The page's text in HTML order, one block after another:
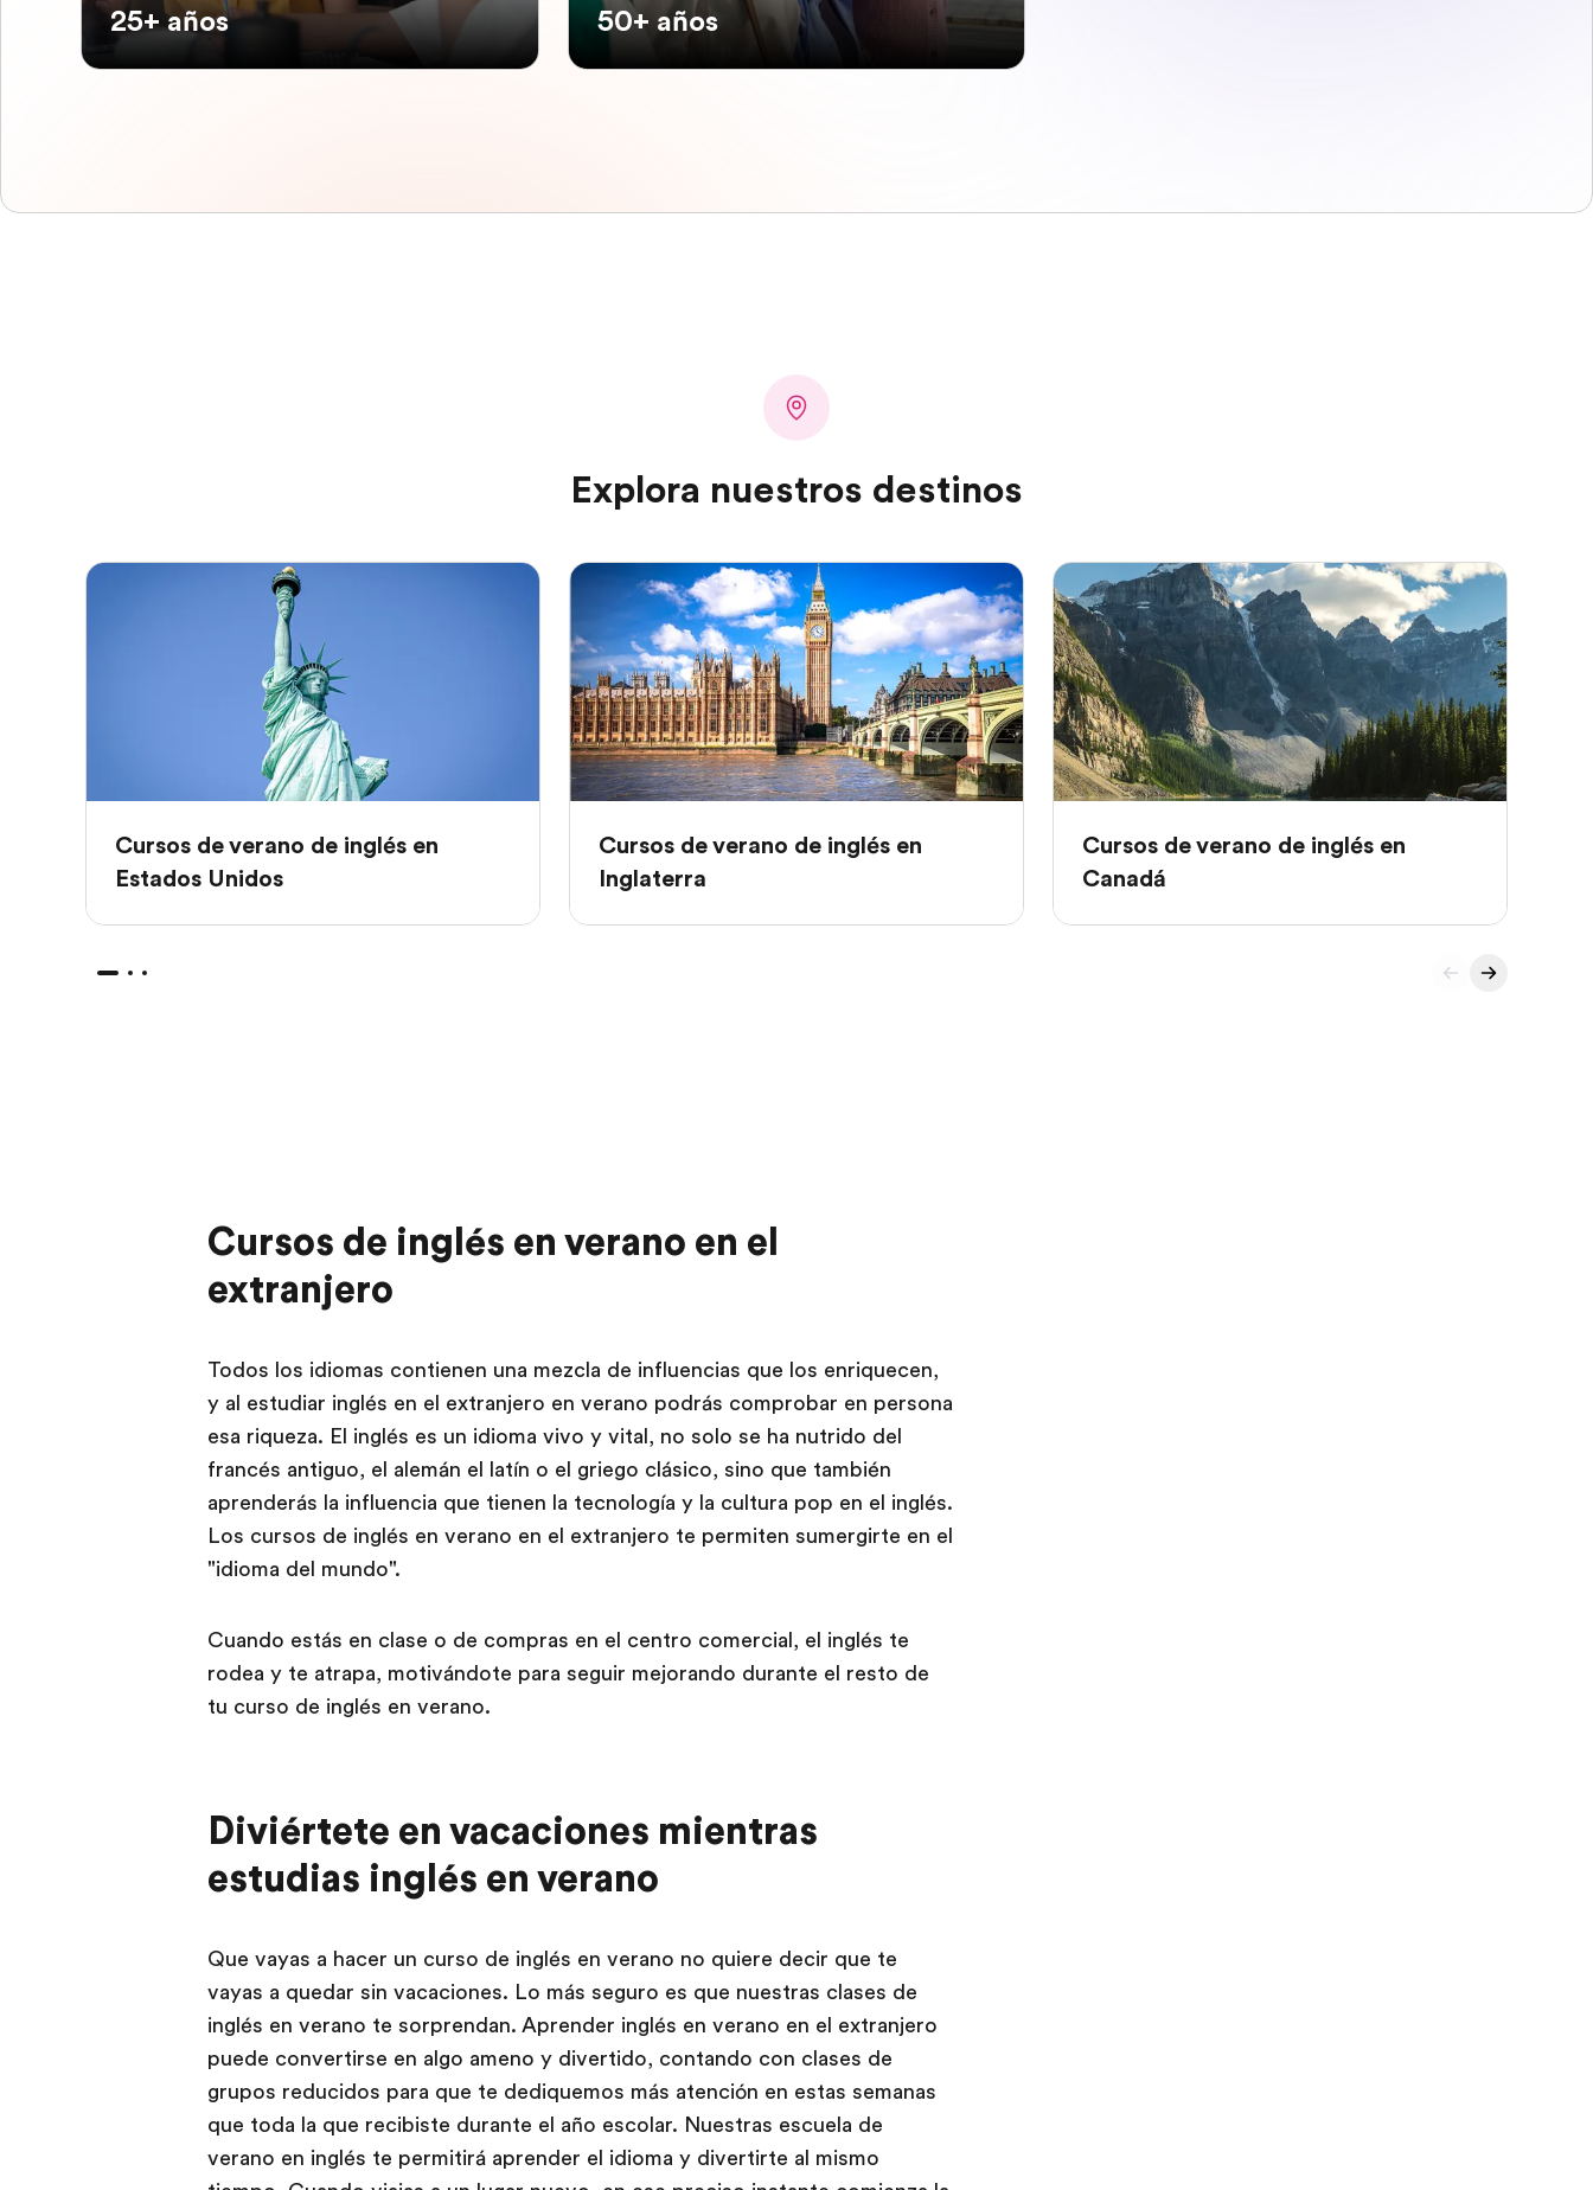
25+ años 50+ años
Explora nuestros destinos
Cursos de verano de inglés en
Estados Unidos
Cursos de verano de inglés en
Inglaterra
Cursos de verano de inglés en
Canadá
Cursos de inglés en verano en el
extranjero
Todos los idiomas contienen una mezcla de influencias que los enriquecen,
y al estudiar inglés en el extranjero en verano podrás comprobar en persona
esa riqueza. El inglés es un idioma vivo y vital, no solo se ha nutrido del
francés antiguo, el alemán el latín o el griego clásico, sino que también
aprenderás la influencia que tienen la tecnología y la cultura pop en el inglés.
Los cursos de inglés en verano en el extranjero te permiten sumergirte en el
"idioma del mundo".
Cuando estás en clase o de compras en el centro comercial, el inglés te
rodea y te atrapa, motivándote para seguir mejorando durante el resto de
tu curso de inglés en verano.
Diviértete en vacaciones mientras
estudias inglés en verano
Que vayas a hacer un curso de inglés en verano no quiere decir que te
vayas a quedar sin vacaciones. Lo más seguro es que nuestras clases de
inglés en verano te sorprendan. Aprender inglés en verano en el extranjero
puede convertirse en algo ameno y divertido, contando con clases de
grupos reducidos para que te dediquemos más atención en estas semanas
que toda la que recibiste durante el año escolar. Nuestras escuela de
verano en inglés te permitirá aprender el idioma y divertirte al mismo